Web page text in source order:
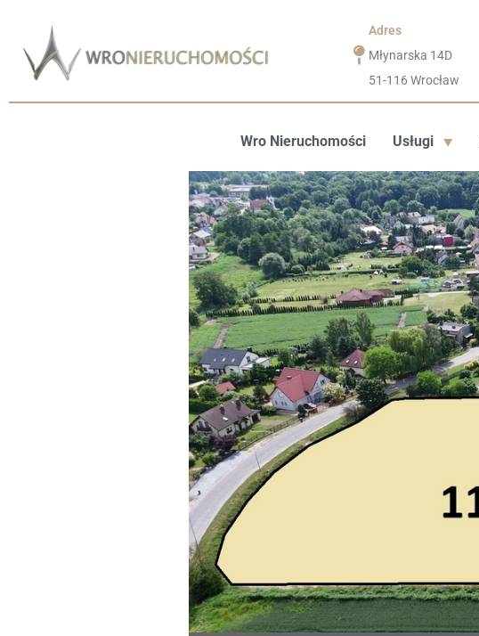
Adres
Młynarska 14D
51-116 Wrocław
Wro Nieruchomości Usługi